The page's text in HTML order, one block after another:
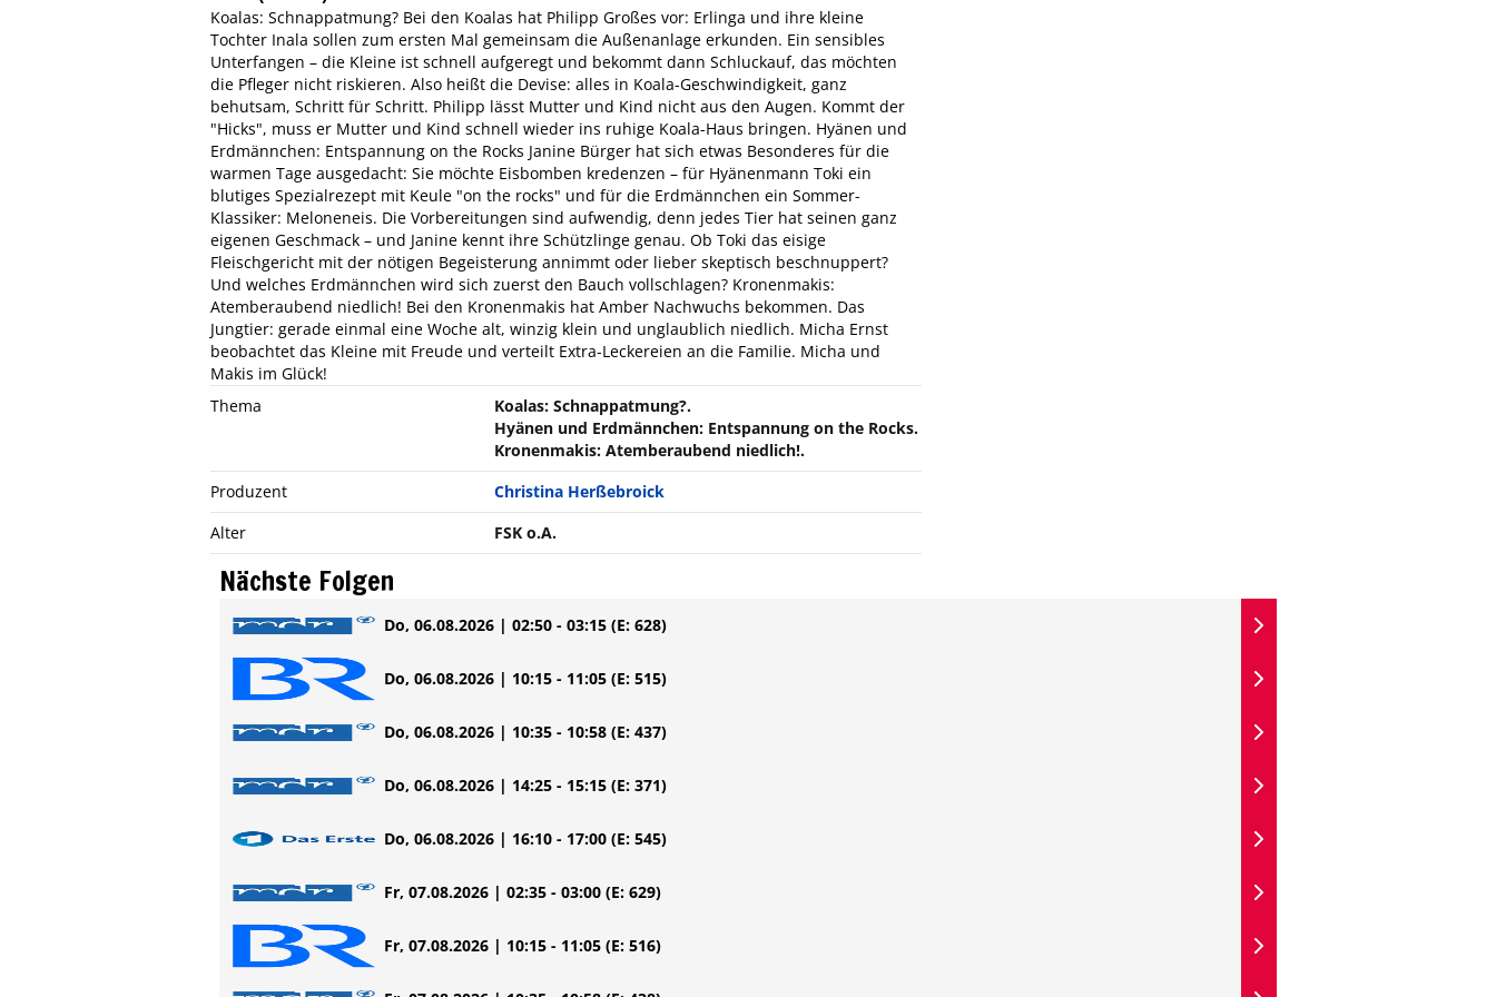
Koalas: Schnappatmung? Bei den Koalas hat Philipp Großes vor: Erlinga und ihre kleine
Tochter Inala sollen zum ersten Mal gemeinsam die Außenanlage erkunden. Ein sensibles
Unterfangen – die Kleine ist schnell aufgeregt und bekommt dann Schluckauf, das möchten
die Pfleger nicht riskieren. Also heißt die Devise: alles in Koala-Geschwindigkeit, ganz
behutsam, Schritt für Schritt. Philipp lässt Mutter und Kind nicht aus den Augen. Kommt der
"Hicks", muss er Mutter und Kind schnell wieder ins ruhige Koala-Haus bringen. Hyänen und
Erdmännchen: Entspannung on the Rocks Janine Bürger hat sich etwas Besonderes für die
warmen Tage ausgedacht: Sie möchte Eisbomben kredenzen – für Hyänenmann Toki ein
blutiges Spezialrezept mit Keule "on the rocks" und für die Erdmännchen ein Sommer-
Klassiker: Meloneneis. Die Vorbereitungen sind aufwendig, denn jedes Tier hat seinen ganz
eigenen Geschmack – und Janine kennt ihre Schützlinge genau. Ob Toki das eisige
Fleischgericht mit der nötigen Begeisterung annimmt oder lieber skeptisch beschnuppert?
Und welches Erdmännchen wird sich zuerst den Bauch vollschlagen? Kronenmakis:
Atemberaubend niedlich! Bei den Kronenmakis hat Amber Nachwuchs bekommen. Das
Jungtier: gerade einmal eine Woche alt, winzig klein und unglaublich niedlich. Micha Ernst
beobachtet das Kleine mit Freude und verteilt Extra-Leckereien an die Familie. Micha und
Makis im Glück!
Thema
Koalas: Schnappatmung?.
Hyänen und Erdmännchen: Entspannung on the Rocks.
Kronenmakis: Atemberaubend niedlich!.
Produzent
Christina Herßebroick
Alter
FSK o.A.
Nächste Folgen
Do, 06.08.2026 | 02:50 - 03:15 (E: 628)
Do, 06.08.2026 | 10:15 - 11:05 (E: 515)
Do, 06.08.2026 | 10:35 - 10:58 (E: 437)
Do, 06.08.2026 | 14:25 - 15:15 (E: 371)
Do, 06.08.2026 | 16:10 - 17:00 (E: 545)
Fr, 07.08.2026 | 02:35 - 03:00 (E: 629)
Fr, 07.08.2026 | 10:15 - 11:05 (E: 516)